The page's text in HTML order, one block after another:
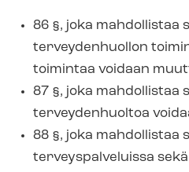
86 §, joka mahdollistaa
terveydenhuollon
toimintaa voidaan
87 §, joka mahdollistaa
terveydenhuoltoa
88 §, joka mahdollistaa
ter­veys­pal­ve­luis­sa